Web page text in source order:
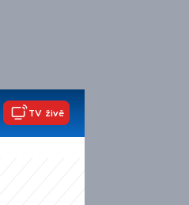
TV živě